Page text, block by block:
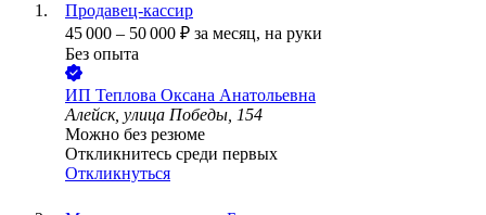
Продавец-кассир
45 000 – 50 000 ₽ за месяц, на руки
Без опыта
ИП Теплова Оксана Анатольевна
Алейск, улица Победы, 154
Можно без резюме
Откликнитесь среди первых
Откликнуться